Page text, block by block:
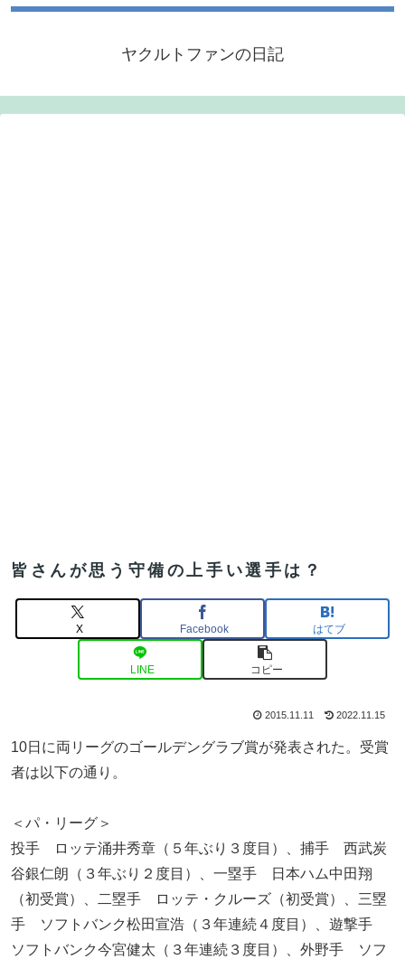
ヤクルトファンの日記
皆さんが思う守備の上手い選手は？
X Facebook はてブ
LINE コピー
2015.11.11 2022.11.15
10日に両リーグのゴールデングラブ賞が発表された。受賞
者は以下の通り。
＜パ・リーグ＞
投手 ロッテ涌井秀章（５年ぶり３度目）、捕手 西武炭
谷銀仁朗（３年ぶり２度目）、一塁手 日本ハム中田翔
（初受賞）、二塁手 ロッテ・クルーズ（初受賞）、三塁
手 ソフトバンク松田宣浩（３年連続４度目）、遊撃手
ソフトバンク今宮健太（３年連続３度目）、外野手 ソフ